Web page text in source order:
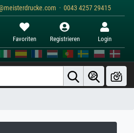
· 0043 4257 29415
Favoriten Registrieren Login